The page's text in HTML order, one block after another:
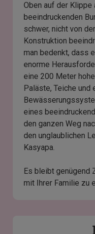
Oben auf der Klippe
beeindruckenden
schwer, nicht von
Konstruktion
man bedenkt, dass
enorme
eine 200 Meter
Paläste, Teiche
eines
den ganzen Weg
den unglaublichen
Kasyapa.
Es bleibt genügend
mit Ihrer Familie zu